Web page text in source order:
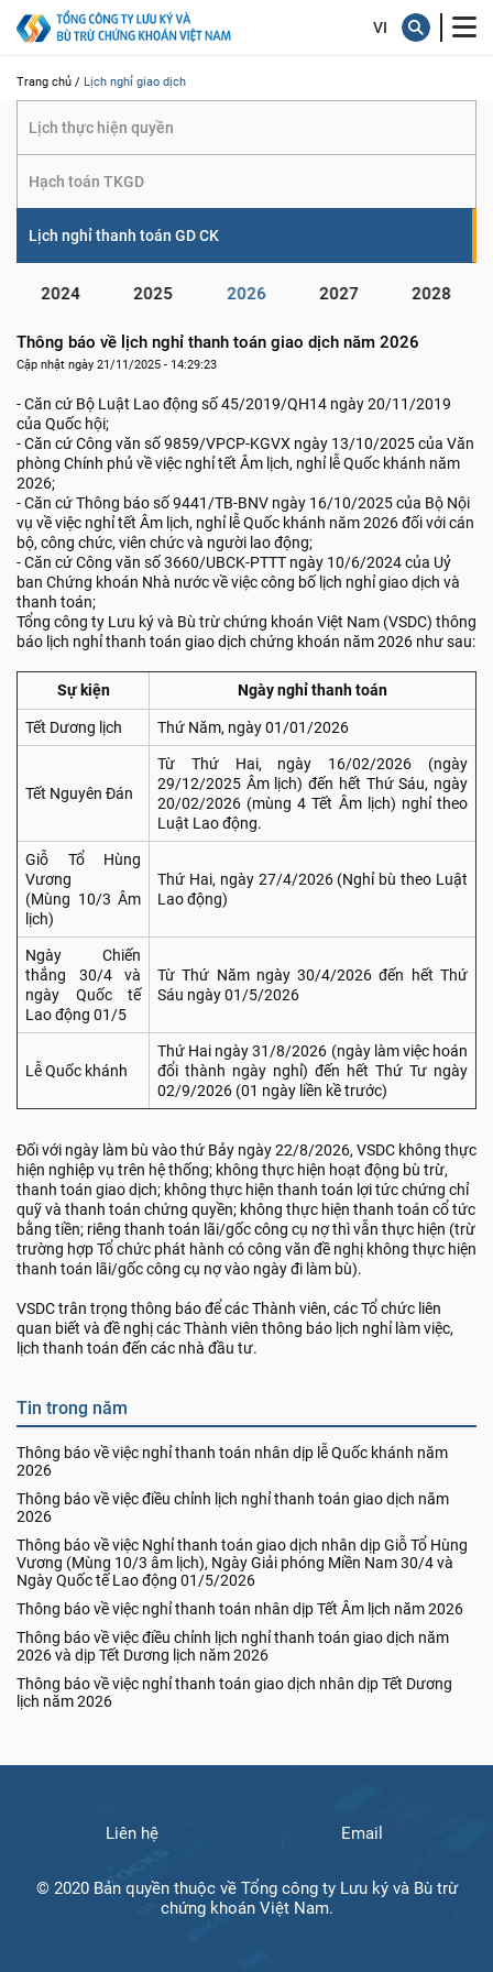
Trang chủ / Lịch nghỉ giao dịch
Lịch thực hiện quyền
Hạch toán TKGD
Lịch nghỉ thanh toán GD CK
2024 2025 2026 2027 2028
Thông báo về lịch nghỉ thanh toán giao dịch năm 2026
Cập nhật ngày 21/11/2025 - 14:29:23
- Căn cứ Bộ Luật Lao động số 45/2019/QH14 ngày 20/11/2019
của Quốc hội;
- Căn cứ Công văn số 9859/VPCP-KGVX ngày 13/10/2025 của Văn
phòng Chính phủ về việc nghỉ tết Âm lịch, nghỉ lễ Quốc khánh năm
2026;
- Căn cứ Thông báo số 9441/TB-BNV ngày 16/10/2025 của Bộ Nội
vụ về việc nghỉ tết Âm lịch, nghỉ lễ Quốc khánh năm 2026 đối với cán
bộ, công chức, viên chức và người lao động;
- Căn cứ Công văn số 3660/UBCK-PTTT ngày 10/6/2024 của Uỷ
ban Chứng khoán Nhà nước về việc công bố lịch nghỉ giao dịch và
thanh toán;
Tổng công ty Lưu ký và Bù trừ chứng khoán Việt Nam (VSDC) thông
báo lịch nghỉ thanh toán giao dịch chứng khoán năm 2026 như sau:
Sự kiện Ngày nghỉ thanh toán
Tết Dương lịch Thứ Năm, ngày 01/01/2026
Tết Nguyên Đán
Từ Thứ Hai, ngày 16/02/2026 (ngày
29/12/2025 Âm lịch) đến hết Thứ Sáu, ngày
20/02/2026 (mùng 4 Tết Âm lịch) nghỉ theo
Luật Lao động.
Giỗ Tổ Hùng
Vương
(Mùng 10/3 Âm
lịch)
Thứ Hai, ngày 27/4/2026 (Nghỉ bù theo Luật
Lao động)
Ngày Chiến
thắng 30/4 và
ngày Quốc tế
Lao động 01/5
Từ Thứ Năm ngày 30/4/2026 đến hết Thứ
Sáu ngày 01/5/2026
Lễ Quốc khánh
Thứ Hai ngày 31/8/2026 (ngày làm việc hoán
đổi thành ngày nghỉ) đến hết Thứ Tư ngày
02/9/2026 (01 ngày liền kề trước)
Đối với ngày làm bù vào thứ Bảy ngày 22/8/2026, VSDC không thực
hiện nghiệp vụ trên hệ thống; không thực hiện hoạt động bù trừ,
thanh toán giao dịch; không thực hiện thanh toán lợi tức chứng chỉ
quỹ và thanh toán chứng quyền; không thực hiện thanh toán cổ tức
bằng tiền; riêng thanh toán lãi/gốc công cụ nợ thì vẫn thực hiện (trừ
trường hợp Tổ chức phát hành có công văn đề nghị không thực hiện
thanh toán lãi/gốc công cụ nợ vào ngày đi làm bù).
VSDC trân trọng thông báo để các Thành viên, các Tổ chức liên
quan biết và đề nghị các Thành viên thông báo lịch nghỉ làm việc,
lịch thanh toán đến các nhà đầu tư.
Tin trong năm
Thông báo về việc nghỉ thanh toán nhân dịp lễ Quốc khánh năm
2026
Thông báo về việc điều chỉnh lịch nghỉ thanh toán giao dịch năm
2026
Thông báo về việc Nghỉ thanh toán giao dịch nhân dịp Giỗ Tổ Hùng
Vương (Mùng 10/3 âm lịch), Ngày Giải phóng Miền Nam 30/4 và
Ngày Quốc tế Lao động 01/5/2026
Thông báo về việc nghỉ thanh toán nhân dịp Tết Âm lịch năm 2026
Thông báo về việc điều chỉnh lịch nghỉ thanh toán giao dịch năm
2026 và dịp Tết Dương lịch năm 2026
Thông báo về việc nghỉ thanh toán giao dịch nhân dịp Tết Dương
lịch năm 2026
Liên hệ Email
© 2020 Bản quyền thuộc về Tổng công ty Lưu ký và Bù trừ
chứng khoán Việt Nam.